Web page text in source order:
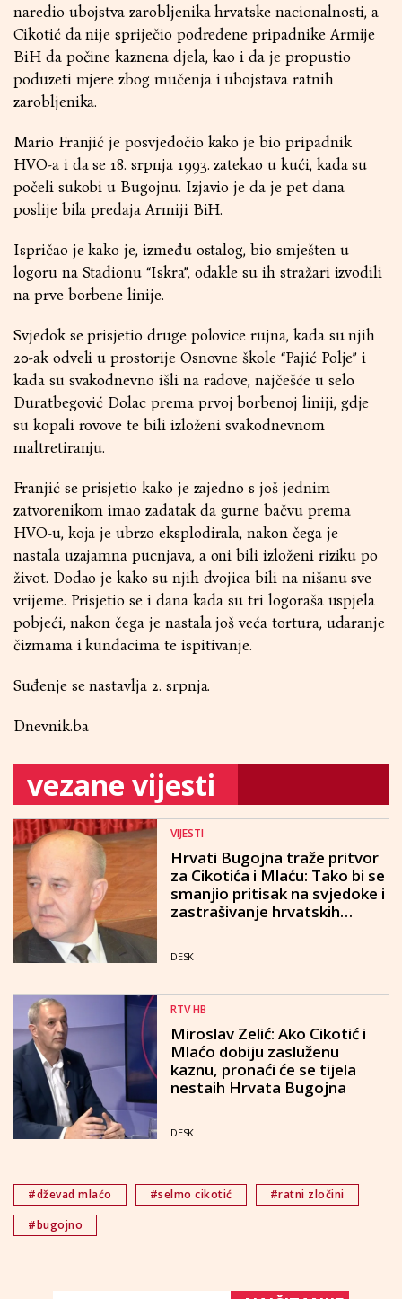
naredio ubojstva zarobljenika hrvatske nacionalnosti, a
Cikotić da nije spriječio podređene pripadnike Armije
BiH da počine kaznena djela, kao i da je propustio
poduzeti mjere zbog mučenja i ubojstava ratnih
zarobljenika.
Mario Franjić je posvjedočio kako je bio pripadnik
HVO-a i da se 18. srpnja 1993. zatekao u kući, kada su
počeli sukobi u Bugojnu. Izjavio je da je pet dana
poslije bila predaja Armiji BiH.
Ispričao je kako je, između ostalog, bio smješten u
logoru na Stadionu “Iskra”, odakle su ih stražari izvodili
na prve borbene linije.
Svjedok se prisjetio druge polovice rujna, kada su njih
20-ak odveli u prostorije Osnovne škole “Pajić Polje” i
kada su svakodnevno išli na radove, najčešće u selo
Duratbegović Dolac prema prvoj borbenoj liniji, gdje
su kopali rovove te bili izloženi svakodnevnom
maltretiranju.
Franjić se prisjetio kako je zajedno s još jednim
zatvorenikom imao zadatak da gurne bačvu prema
HVO-u, koja je ubrzo eksplodirala, nakon čega je
nastala uzajamna pucnjava, a oni bili izloženi riziku po
život. Dodao je kako su njih dvojica bili na nišanu sve
vrijeme. Prisjetio se i dana kada su tri logoraša uspjela
pobjeći, nakon čega je nastala još veća tortura, udaranje
čizmama i kundacima te ispitivanje.
Suđenje se nastavlja 2. srpnja.
Dnevnik.ba
vezane vijesti
VIJESTI
Hrvati Bugojna traže pritvor
za Cikotića i Mlaću: Tako bi se
smanjio pritisak na svjedoke i
zastrašivanje hrvatskih
DESK
RTV HB
Miroslav Zelić: Ako Cikotić i
Mlaćo dobiju zasluženu
kaznu, pronaći će se tijela
nestaih Hrvata Bugojna
DESK
#dževad mlaćo #selmo cikotić
#ratni zločini
#bugojno